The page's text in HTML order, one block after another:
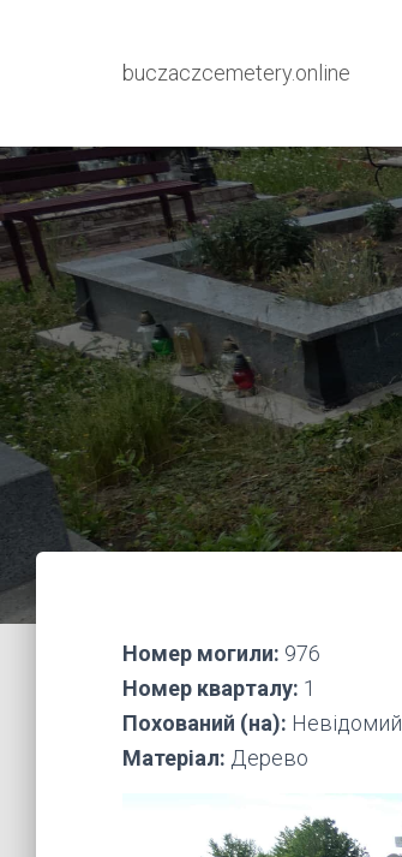
buczaczcemetery.online
Номер могили: 976
Номер кварталу: 1
Похований (на): Невідомий
Матеріал: Дерево